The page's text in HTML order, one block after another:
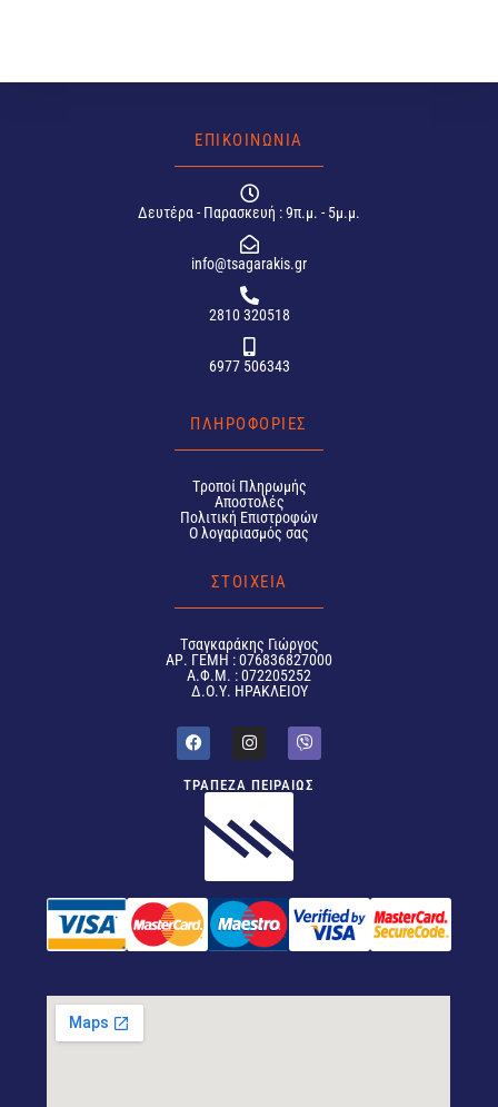
ΕΠΙΚΟΙΝΩΝΙΑ
Δευτέρα - Παρασκευή : 9π.μ. - 5μ.μ.
info@tsagarakis.gr
2810 320518
6977 506343
ΠΛΗΡΟΦΟΡΙΕΣ
Tροποί Πληρωμής
Αποστολές
Πολιτική Επιστροφών
Ο λογαριασμός σας
ΣΤΟΙΧΕΙΑ
Tσαγκαράκης Γιώργος
ΑΡ. ΓΕΜΗ : 076836827000
Α.Φ.Μ. : 072205252
Δ.Ο.Υ. ΗΡΑΚΛΕΙΟΥ
ΤΡΑΠΕΖΑ ΠΕΙΡΑΙΩΣ